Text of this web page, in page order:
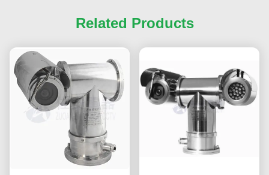
Related Products